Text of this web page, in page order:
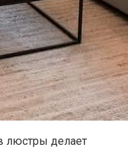
люстры делает